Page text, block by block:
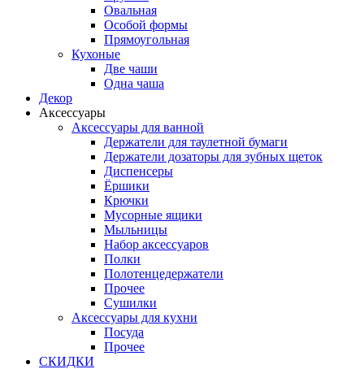
Овальная
Особой формы
Прямоугольная
Кухоные
Две чаши
Одна чаша
Декор
Аксессуары
Аксессуары для ванной
Держатели для таулетной бумаги
Держатели дозаторы для зубных щеток
Диспенсеры
Ёршики
Крючки
Мусорные ящики
Мыльницы
Набор аксессуаров
Полки
Полотенцедержатели
Прочее
Сушилки
Аксессуары для кухни
Посуда
Прочее
СКИДКИ